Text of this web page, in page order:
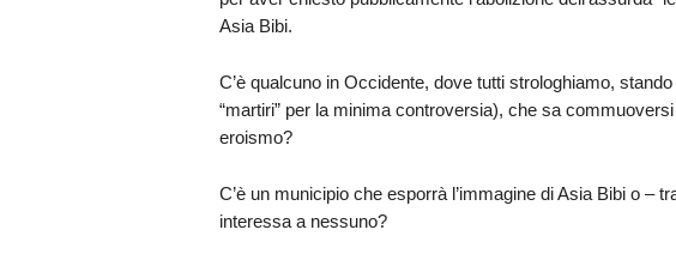
Asia Bibi.
C’è qualcuno in Occidente, dove tutti strologhiamo,
“martiri” per la minima controversia), che sa
eroismo?
C’è un municipio che esporrà l’immagine di Asia Bibi o –
interessa a nessuno?